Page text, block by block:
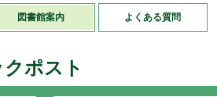
図書館案内 よくある質問
ポスト